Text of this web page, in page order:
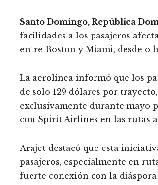
Santo Domingo, República
facilidades a los pasajeros
entre Boston y Miami, desde o
La aerolínea informó que los
de solo 129 dólares por
exclusivamente durante mayo
con Spirit Airlines en las rutas
Arajet destacó que esta
pasajeros, especialmente en
fuerte conexión con la